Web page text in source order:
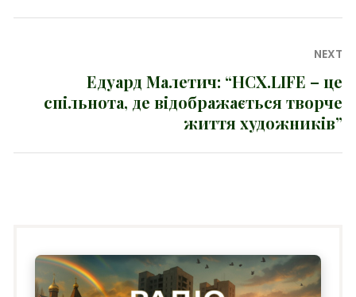
NEXT
Едуард Малетич: “НСХ.LIFE – це
спільнота, де відображається творче
життя художників”